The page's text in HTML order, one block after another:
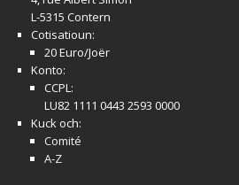
L-5315 Contern
Cotisatioun:
20 Euro/Joër
Konto:
CCPL:
LU82 1111 0443 2593 0000
Kuck och:
Comité
A-Z